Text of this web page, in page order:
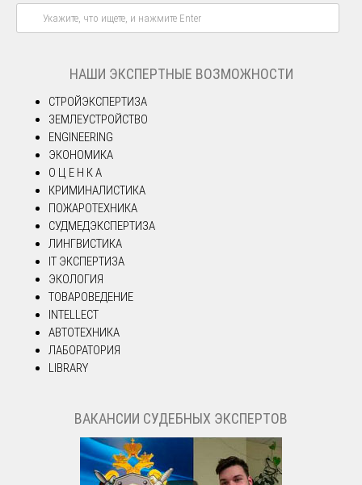
НАШИ ЭКСПЕРТНЫЕ ВОЗМОЖНОСТИ
СТРОЙЭКСПЕРТИЗА
ЗЕМЛЕУСТРОЙСТВО
ENGINEERING
ЭКОНОМИКА
О Ц Е Н К А
КРИМИНАЛИСТИКА
ПОЖАРОТЕХНИКА
СУДМЕДЭКСПЕРТИЗА
ЛИНГВИСТИКА
IT ЭКСПЕРТИЗА
ЭКОЛОГИЯ
ТОВАРОВЕДЕНИЕ
INTELLECT
АВТОТЕХНИКА
ЛАБОРАТОРИЯ
LIBRARY
ВАКАНСИИ СУДЕБНЫХ ЭКСПЕРТОВ